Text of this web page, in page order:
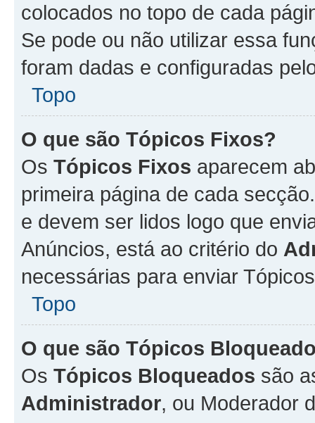
colocados no topo de cada
Se pode ou não utilizar essa
foram dadas e configuradas
Topo
O que são Tópicos Fixos?
Os Tópicos Fixos aparecem
primeira página de cada
e devem ser lidos logo que
Anúncios, está ao critério do
necessárias para enviar
Topo
O que são Tópicos
Os Tópicos Bloqueados são
Administrador, ou Moderador